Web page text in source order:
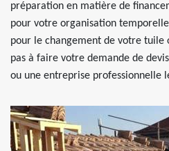
préparation en matière de
pour votre organisation
pour le changement de votre tuile
pas à faire votre demande de
ou une entreprise professionnelle